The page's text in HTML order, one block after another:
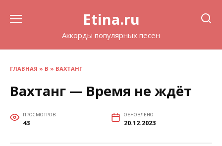
Etina.ru
Аккорды популярных песен
ГЛАВНАЯ » В » ВАХТАНГ
Вахтанг — Время не ждёт
ПРОСМОТРОВ
43
ОБНОВЛЕНО
20.12.2023